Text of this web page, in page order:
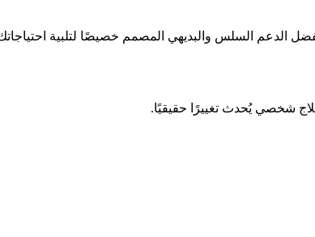
الدعم السلس والبديهي المصمم خصيصًا لتلبية
شخصي يُحدث تغييرًا حقيقيًا.